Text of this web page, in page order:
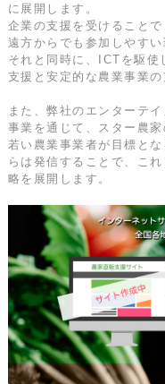
に展開します。
企業の支援を受けること
遠方からでも参加しやすい
それと同時に、ICTを駆使
支援と安定的な農業事業の
また、弊社のエンターテ
事業を通じて、スター農家
若い農業事業者が目標と
らは発信することで、こ
略を展開します。